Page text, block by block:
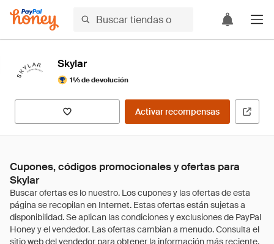
Skylar
1% de devolución
Activar recompensas
Cupones, códigos promocionales y ofertas para
Skylar